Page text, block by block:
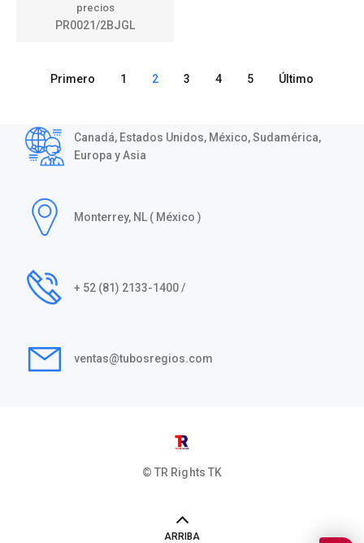
precios
PR0021/2BJGL
Primero 1 2 3 4 5 Último
Canadá, Estados Unidos, México, Sudamérica,
Europa y Asia
Monterrey, NL ( México )
+ 52 (81) 2133-1400 /
ventas@tubosregios.com
© TR RightsTK
ARRIBA